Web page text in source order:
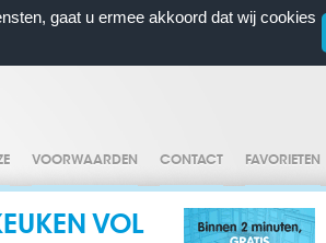
gaat u ermee akkoord dat wij cookies
VOORWAARDEN CONTACT FAVORIETEN
VOL